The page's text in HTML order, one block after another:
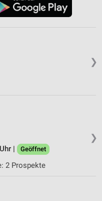
❯
❯
|
Geöffnet
2 Prospekte